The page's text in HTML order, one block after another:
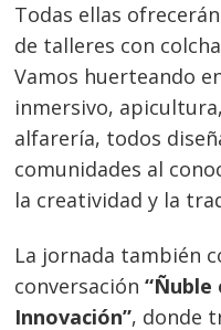
Todas ellas
de talleres con
Vamos huerteando
inmersivo,
alfarería, todos
comunidades al
la creatividad y la
La jornada también
conversación“Ñuble
Innovación”, donde